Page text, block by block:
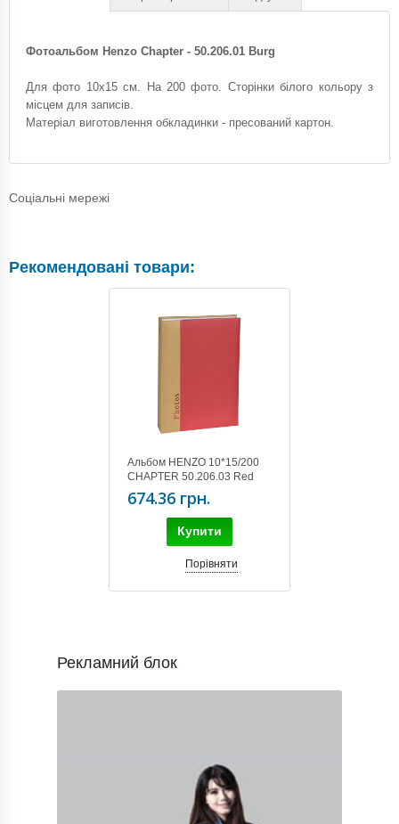
Фотоальбом Henzo Chapter - 50.206.01 Burg
Для фото 10х15 см. На 200 фото. Сторінки білого кольору з
місцем для записів.
Матеріал виготовлення обкладинки - пресований картон.
Соціальні мережі
Рекомендовані товари:
Альбом HENZO 10*15/200
CHAPTER 50.206.03 Red
674.36 грн.
Купити
Порівняти
Рекламний блок